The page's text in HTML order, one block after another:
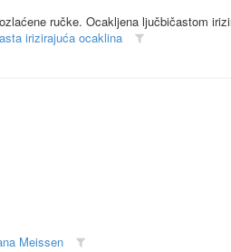
ručke. Ocakljena ljučbičastom
irizirajuća ocaklina
Meissen